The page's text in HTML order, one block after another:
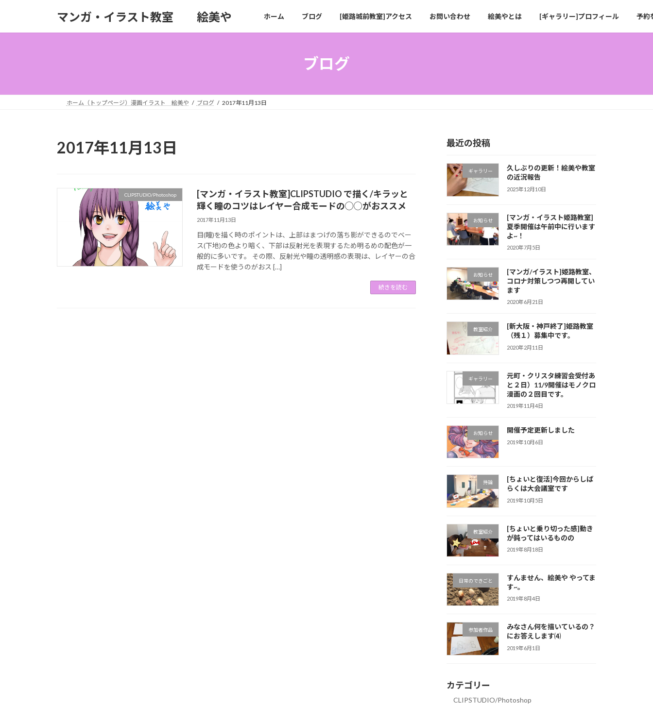
マンガ・イラスト教室 絵美や ホーム ブログ [姫路城前教室]アクセス お問い合わせ 絵美やとは [ギャラリー]プロフィール 予約
ブログ
ホーム（トップページ）漫画イラスト 絵美や ブログ 2017年11月13日
2017年11月13日
CLIPSTUDIO/Photoshop
[マンガ・イラスト教室]CLIPSTUDIO で描く/キラッと
輝く瞳のコツはレイヤー合成モードの◯◯がおススメ
2017年11月13日
目(瞳)を描く時のポイントは、上部はまつげの落ち影ができるのでベー
ス(下地)の色より暗く、下部は反射光を表現するため明るめの配色が一
般的に多いです。 その際、反射光や瞳の透明感の表現は、レイヤーの合
成モードを使うのがおス […]
続きを読む
最近の投稿
ギャラリー
久しぶりの更新！絵美や教室
の近況報告
2025年12月10日
お知らせ
[マンガ・イラスト姫路教室]
夏季開催は午前中に行います
よ~！
2020年7月5日
お知らせ
[マンガ/イラスト]姫路教室、
コロナ対策しつつ再開してい
ます
2020年6月21日
教室紹介
[新大阪・神戸終了]姫路教室
（残１）募集中です。
2020年2月11日
ギャラリー
元町・クリスタ練習会受付あ
と２日）11/9開催はモノクロ
漫画の２回目です。
2019年11月4日
お知らせ 開催予定更新しました
2019年10月6日
持論
[ちょいと復活]今回からしば
らくは大会議室です
2019年10月5日
教室紹介
[ちょいと乗り切った感]動き
が鈍ってはいるものの
2019年8月18日
日常のできごと
すんません、絵美や やってま
す~。
2019年8月4日
参加者作品
みなさん何を描いているの？
にお答えします⑷
2019年6月1日
カテゴリー
CLIPSTUDIO/Photoshop